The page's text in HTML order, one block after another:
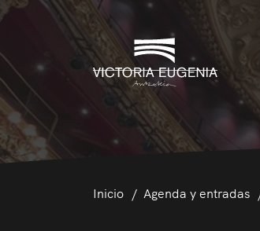
Inicio Agenda y entradas